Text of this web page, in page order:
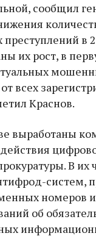
сообщил
преступлений в
их рост, в
всех
Краснов.
выработаны
В их
систем,
номеров
об